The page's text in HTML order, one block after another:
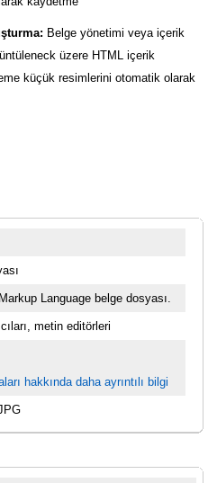
Belge yönetimi veya içerik
üzere HTML içerik
küçük resimlerini otomatik olarak
Language belge dosyası.
metin editörleri
hakkında daha ayrıntılı bilgi